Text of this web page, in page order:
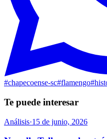
#chapecoense-sc#flamengo#
Te puede interesar
Análisis·15 de junio, 2026